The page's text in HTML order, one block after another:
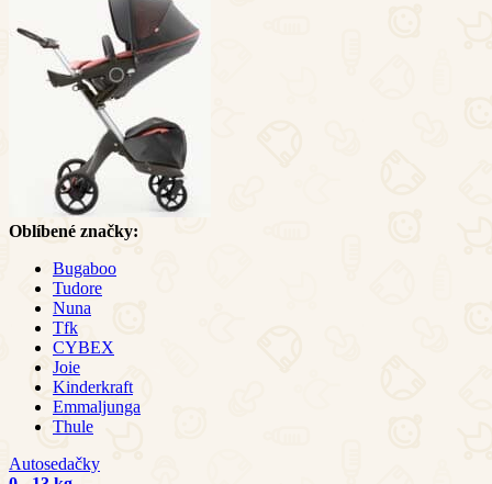
Oblíbené značky:
Bugaboo
Tudore
Nuna
Tfk
CYBEX
Joie
Kinderkraft
Emmaljunga
Thule
Autosedačky